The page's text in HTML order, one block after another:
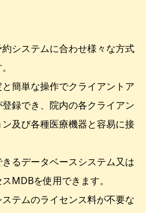
約システムに合わせ様々な方式
と簡単な操作でクライアントア
録でき、院内の各クライアン
ン及び各種医療機器と容易に接
きるデータベースシステム又は
MDBを使用できます。
ステムのライセンス料が不要な